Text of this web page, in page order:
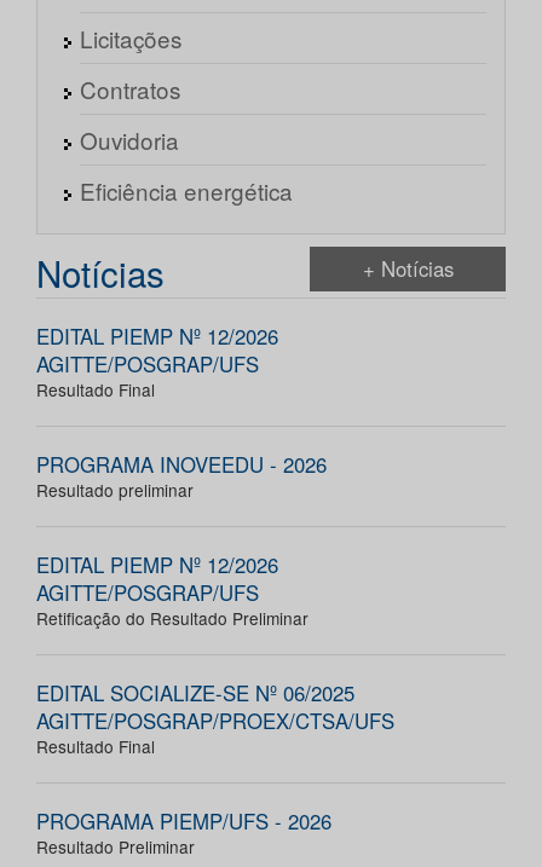
Licitações
Contratos
Ouvidoria
Eficiência energética
Notícias + Notícias
EDITAL PIEMP Nº 12/2026
AGITTE/POSGRAP/UFS
Resultado Final
PROGRAMA INOVEEDU - 2026
Resultado preliminar
EDITAL PIEMP Nº 12/2026
AGITTE/POSGRAP/UFS
Retificação do Resultado Preliminar
EDITAL SOCIALIZE-SE Nº 06/2025
AGITTE/POSGRAP/PROEX/CTSA/UFS
Resultado Final
PROGRAMA PIEMP/UFS - 2026
Resultado Preliminar